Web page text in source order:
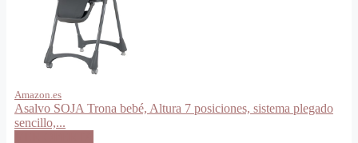
Amazon.es
Asalvo SOJA Trona bebé, Altura 7 posiciones, sistema plegado
sencillo,...